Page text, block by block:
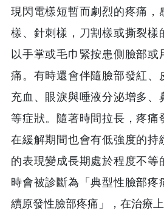
現閃電樣短暫而劇烈的疼痛，
樣、針刺樣，刀割樣或撕裂樣
以手掌或毛巾緊按患側臉部或
痛。有時還會伴隨臉部發紅、
充血、眼淚與唾液分泌增多、
等症狀。隨著時間拉長，疼痛
在緩解期間也會有低強度的持
的表現變成長期處於程度不等
時會被診斷為「典型性臉部疼
續原發性臉部疼痛」，在治療上